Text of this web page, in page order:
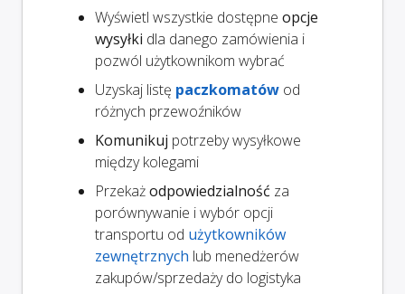
Wyświetl wszystkie dostępne opcje
wysyłki dla danego zamówienia i
pozwól użytkownikom wybrać
Uzyskaj listę paczkomatów od
różnych przewoźników
Komunikuj potrzeby wysyłkowe
między kolegami
Przekażodpowiedzialność za
porównywanie i wybór opcji
transportu od użytkowników
zewnętrznych lub menedżerów
zakupów/sprzedaży do logistyka